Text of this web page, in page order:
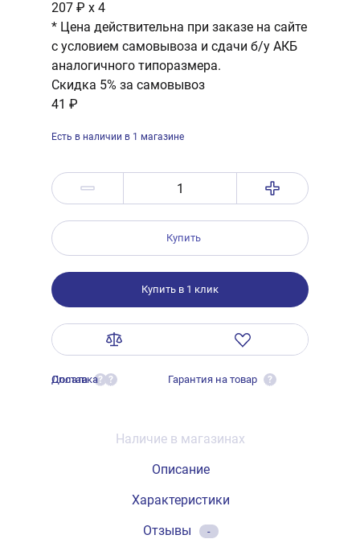
207 ₽ x 4
* Цена действительна при заказе на сайте
с условием самовывоза и сдачи б/у АКБ
аналогичного типоразмера.
Скидка 5% за самовывоз
41 ₽
Есть в наличии в 1 магазине
Купить
Купить в 1 клик
Оплата ?
Доставка ? Гарантия на товар ?
Наличие в магазинах
Описание
Характеристики
Отзывы
-